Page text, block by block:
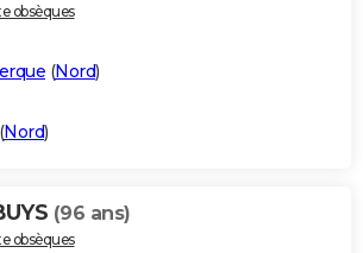
obsèques
(Nord)
(Nord)
(96 ans)
obsèques